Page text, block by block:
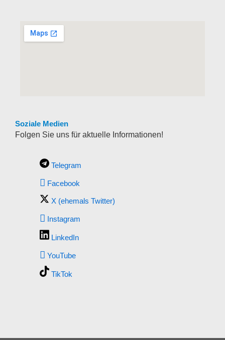
Soziale Medien
Folgen Sie uns für aktuelle Informationen!
Telegram
Facebook
X (ehemals Twitter)
Instagram
LinkedIn
YouTube
TikTok